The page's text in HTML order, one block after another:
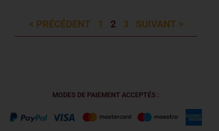
< PRÉCÉDENT 1 2 3 SUIVANT >
MODES DE PAIEMENT ACCEPTÉS :